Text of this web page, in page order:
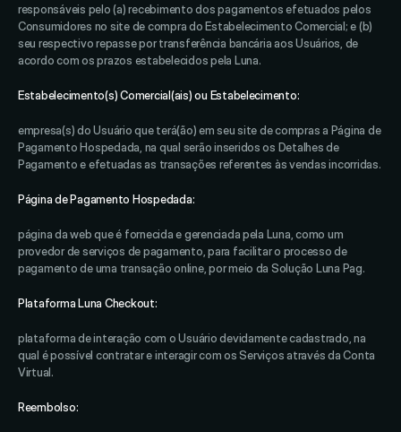
responsáveis pelo (a) recebimento dos pagamentos efetuados pelos
Consumidores no site de compra do Estabelecimento Comercial; e (b)
seu respectivo repasse por transferência bancária aos Usuários, de
acordo com os prazos estabelecidos pela Luna.
Estabelecimento(s) Comercial(ais) ou Estabelecimento:
empresa(s) do Usuário que terá(ão) em seu site de compras a Página de
Pagamento Hospedada, na qual serão inseridos os Detalhes de
Página de Pagamento Hospedada:
página da web que é fornecida e gerenciada pela Luna, como um
provedor de serviços de pagamento, para facilitar o processo de
pagamento de uma transação online, por meio da Solução Luna Pag.
Plataforma Luna Checkout:
plataforma de interação com o Usuário devidamente cadastrado, na
qual é possível contratar e interagir com os Serviços através da Conta
Virtual.
Reembolso: